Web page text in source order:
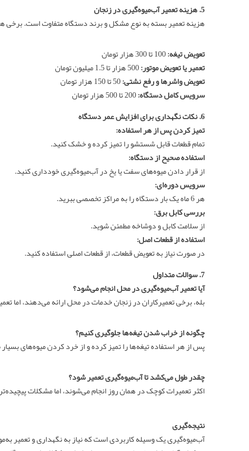
5. هزینه تعمیر آب‌میوه‌گیری در زنجان
هزینه تعمیر بسته به نوع مشکل و برند دستگاه متفاوت است. برخی
تعویض تیغه:
تعمیر یا تعویض موتور:
تعویض واشرها و رفع نشتی:
سرویس کامل دستگاه:
6. نکات نگهداری برای افزایش عمر دستگاه
تمیز کردن پس از هر استفاده:
تمام قطعات قابل شستشو را تمیز کرده و خشک کنید.
استفاده صحیح از دستگاه:
از قرار دادن میوه‌های سفت یا یخ در آب‌میوه‌گیری خودداری کنید.
سرویس دوره‌ای:
هر 6 ماه یک بار دستگاه را به مراکز تخصصی ببرید.
بررسی کابل برق:
از سلامت کابل و دوشاخه مطمئن شوید.
استفاده از قطعات اصل:
در صورت نیاز به تعویض قطعات، از قطعات اصلی استفاده کنید.
7. سوالات متداول
آیا تعمیر آب‌میوه‌گیری در محل انجام می‌شود؟
بله، برخی تعمیرکاران در زنجان خدمات در محل ارائه می‌دهند، اما
چگونه از خراب شدن تیغه‌ها جلوگیری کنیم؟
پس از هر استفاده تیغه‌ها را تمیز کرده و از خرد کردن میوه‌های
چقدر طول می‌کشد تا آب‌میوه‌گیری تعمیر شود؟
اکثر تعمیرات کوچک در همان روز انجام می‌شوند، اما مشکلات پیچیده‌تر ممکن است 2 تا
نتیجه‌گیری
آب‌میوه‌گیری یک وسیله کاربردی است که نیاز به نگهداری و تعمیر